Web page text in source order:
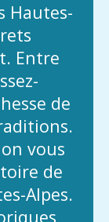
Hautes-
Entre
de
vous
de
Alpes.